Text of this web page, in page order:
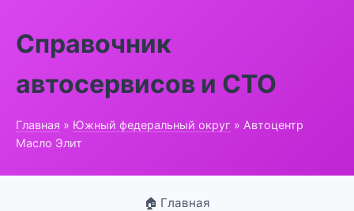
Справочник
автосервисов и СТО
Главная » Южный федеральный округ » Автоцентр
Масло Элит
🏠 Главная